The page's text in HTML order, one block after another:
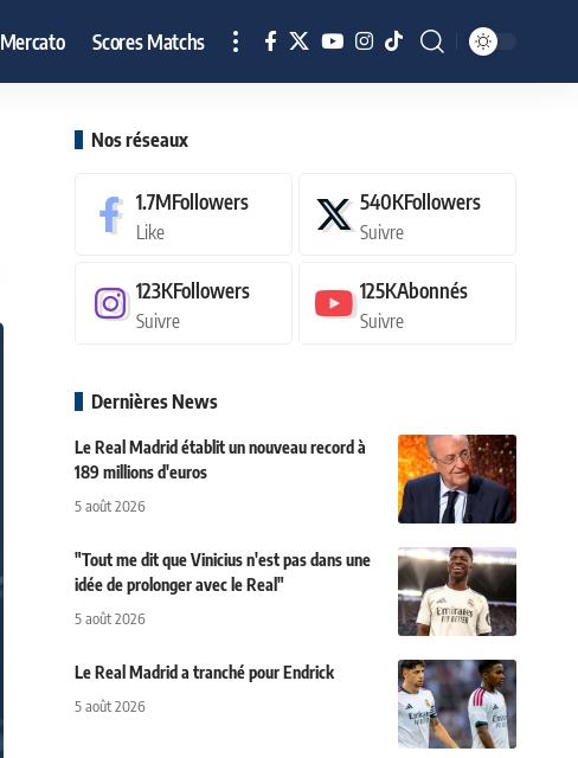
Mercato Scores Matchs
Nos réseaux
1.7MFollowers
Like
540KFollowers
Suivre
123KFollowers
Suivre
125KAbonnés
Suivre
Dernières News
Le Real Madrid établit un nouveau record à
189 millions d'euros
5 août 2026
"Tout me dit que Vinicius n'est pas dans une
idée de prolonger avec le Real"
5 août 2026
Le Real Madrid a tranché pour Endrick
5 août 2026